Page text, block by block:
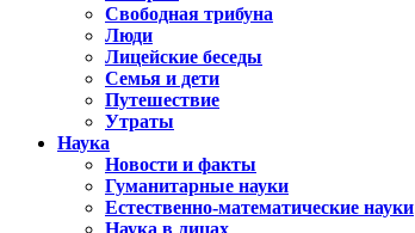
Свободная трибуна
Люди
Лицейские беседы
Семья и дети
Путешествие
Утраты
Наука
Новости и факты
Гуманитарные науки
Естественно-математические науки
Наука в лицах